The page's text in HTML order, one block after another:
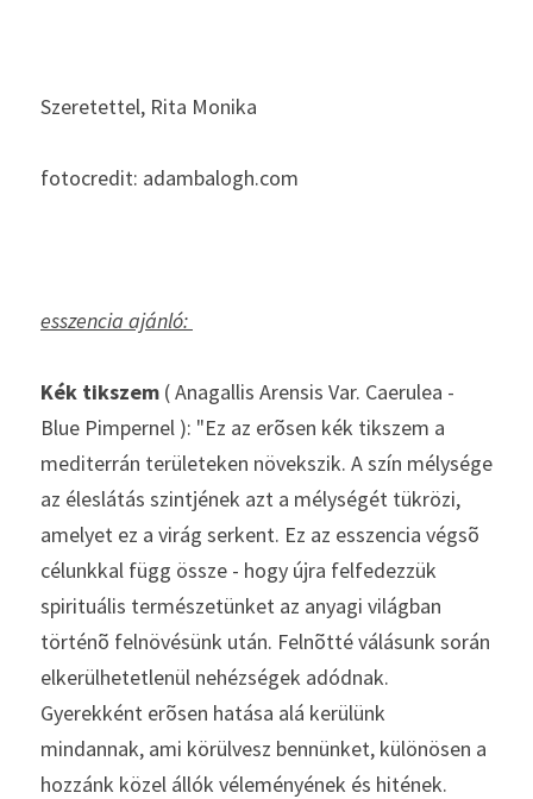
Szeretettel, Rita Monika
fotocredit: adambalogh.com
esszencia ajánló:
Kék tikszem ( Anagallis Arensis Var. Caerulea -
Blue Pimpernel ): "Ez az erõsen kék tikszem a
mediterrán területeken növekszik. A szín mélysége
az éleslátás szintjének azt a mélységét tükrözi,
amelyet ez a virág serkent. Ez az esszencia végsõ
célunkkal függ össze - hogy újra felfedezzük
spirituális természetünket az anyagi világban
történõ felnövésünk után. Felnõtté válásunk során
elkerülhetetlenül nehézségek adódnak.
Gyerekként erõsen hatása alá kerülünk
mindannak, ami körülvesz bennünket, különösen a
hozzánk közel állók véleményének és hitének.